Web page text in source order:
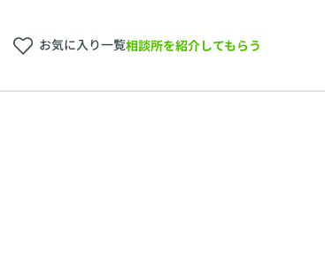
お気に入り一覧相談所を紹介してもらう